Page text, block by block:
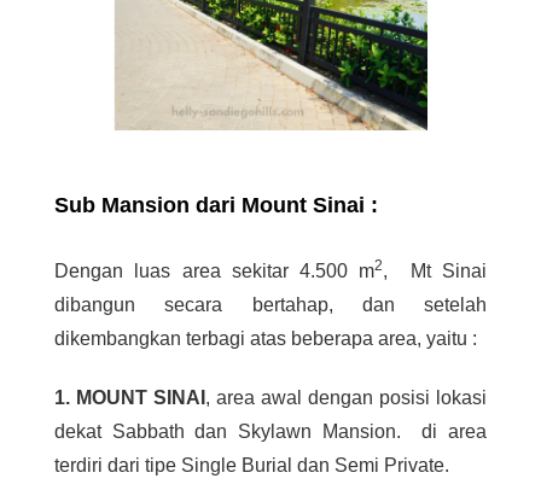
Sub Mansion dari Mount Sinai :
Dengan luas area sekitar 4.500 m2, Mt Sinai
dibangun secara bertahap, dan setelah
dikembangkan terbagi atas beberapa area, yaitu :
1. MOUNT SINAI , area awal dengan posisi lokasi
dekat Sabbath dan Skylawn Mansion. di area
terdiri dari tipe Single Burial dan Semi Private.